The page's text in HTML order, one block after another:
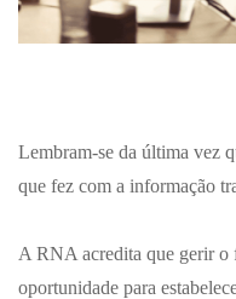
Lembram-se da última vez
que fez com a informação
A RNA acredita que gerir o
oportunidade para